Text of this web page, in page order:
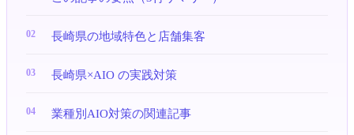
長崎県の地域特色と店舗集客
長崎県×AIO の実践対策
業種別AIO対策の関連記事